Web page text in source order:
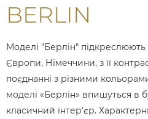
BERLIN
Моделі "Берлін"
Європи, Німеччини, з її
поєднанні з різними
моделі «Берлін» впишуться в
класичний інтер'єр.